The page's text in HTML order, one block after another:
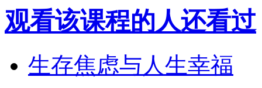
观看该课程的人还看过
生存焦虑与人生幸福